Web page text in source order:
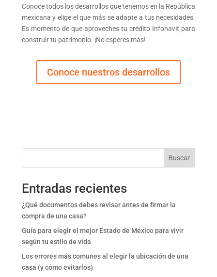
Conoce todos los desarrollos que tenemos en la República
mexicana y elige el que más se adapte a tus necesidades.
Es momento de que aproveches tu crédito Infonavit para
construir tu patrimonio. ¡No esperes más!
Conoce nuestros desarrollos
Buscar
Entradas recientes
¿Qué documentos debes revisar antes de firmar la
compra de una casa?
Guía para elegir el mejor Estado de México para vivir
según tu estilo de vida
Los errores más comunes al elegir la ubicación de una
casa (y cómo evitarlos)